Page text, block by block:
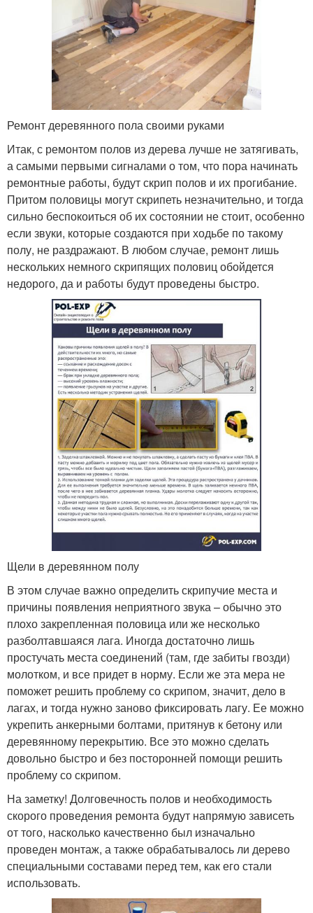
Ремонт деревянного пола своими руками
Итак, с ремонтом полов из дерева лучше не затягивать,
а самыми первыми сигналами о том, что пора начинать
ремонтные работы, будут скрип полов и их прогибание.
Притом половицы могут скрипеть незначительно, и тогда
сильно беспокоиться об их состоянии не стоит, особенно
если звуки, которые создаются при ходьбе по такому
полу, не раздражают. В любом случае, ремонт лишь
нескольких немного скрипящих половиц обойдется
недорого, да и работы будут проведены быстро.
Щели в деревянном полу
В этом случае важно определить скрипучие места и
причины появления неприятного звука – обычно это
плохо закрепленная половица или же несколько
разболтавшаяся лага. Иногда достаточно лишь
простучать места соединений (там, где забиты гвозди)
молотком, и все придет в норму. Если же эта мера не
поможет решить проблему со скрипом, значит, дело в
лагах, и тогда нужно заново фиксировать лагу. Ее можно
укрепить анкерными болтами, притянув к бетону или
деревянному перекрытию. Все это можно сделать
довольно быстро и без посторонней помощи решить
проблему со скрипом.
На заметку! Долговечность полов и необходимость
скорого проведения ремонта будут напрямую зависеть
от того, насколько качественно был изначально
проведен монтаж, а также обрабатывалось ли дерево
специальными составами перед тем, как его стали
использовать.